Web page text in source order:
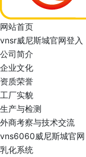
网站首页
vnsr威尼斯城官网登入
公司简介
企业文化
资质荣誉
工厂实貌
生产与检测
外商考察与技术交流
vns6060威尼斯城官网
乳化系统